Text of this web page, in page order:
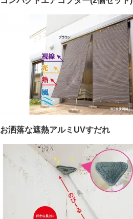
お洒落な遮熱アルミUVすだれ